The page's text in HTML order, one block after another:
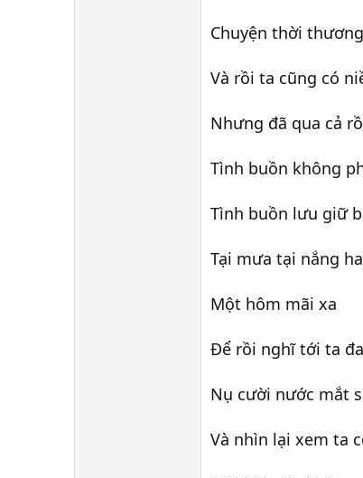
Chuyện thời
Và rồi ta cũng có
Nhưng đã qua cả
Tình buồn không
Tình buồn lưu giữ
Tại mưa tại nắng
Một hôm mãi xa
Để rồi nghĩ tới ta
Nụ cười nước mắt
Và nhìn lại xem ta